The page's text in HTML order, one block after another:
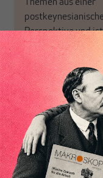
Themen aus einer
Perspektive und
in Deutschland
MAKROSKOP
das große Ganze.
haben einen Blick
Geld, Wirtschaft
Politik, den Sie so
woanders nicht
Dabei leben wir von
unseren Autoren,